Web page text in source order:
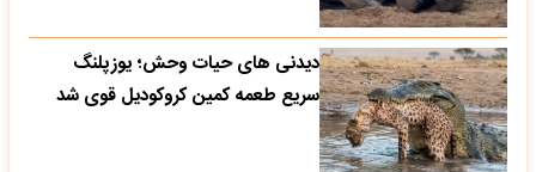
دیدنی های حیات وحش؛ یوزپلنگ
سریع طعمه کمین کروکودیل قوی شد